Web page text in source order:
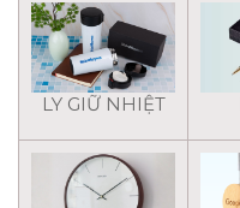
LY GIỮ NHIỆT